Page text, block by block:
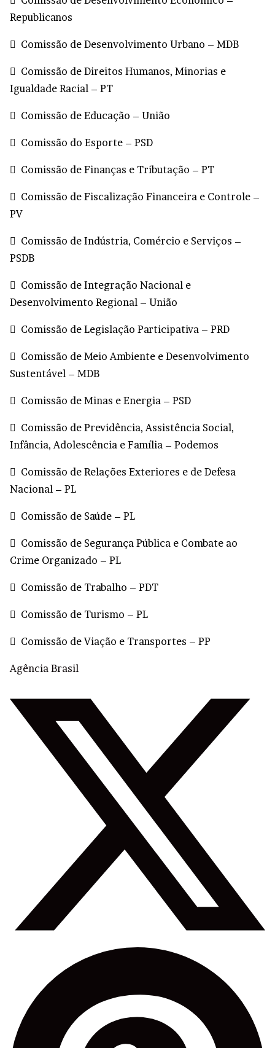
Republicanos
 Comissão de Desenvolvimento Urbano – MDB
 Comissão de Direitos Humanos, Minorias e
Igualdade Racial – PT
 Comissão de Educação – União
 Comissão do Esporte – PSD
 Comissão de Finanças e Tributação – PT
 Comissão de Fiscalização Financeira e Controle –
PV
 Comissão de Indústria, Comércio e Serviços –
PSDB
 Comissão de Integração Nacional e
Desenvolvimento Regional – União
 Comissão de Legislação Participativa – PRD
 Comissão de Meio Ambiente e Desenvolvimento
Sustentável – MDB
 Comissão de Minas e Energia – PSD
 Comissão de Previdência, Assistência Social,
Infância, Adolescência e Família – Podemos
 Comissão de Relações Exteriores e de Defesa
Nacional – PL
 Comissão de Saúde – PL
 Comissão de Segurança Pública e Combate ao
Crime Organizado – PL
 Comissão de Trabalho – PDT
 Comissão de Turismo – PL
 Comissão de Viação e Transportes – PP
Agência Brasil